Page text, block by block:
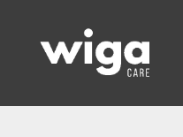
Inhalt
springen